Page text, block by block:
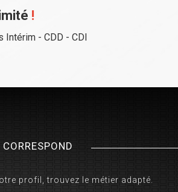
!
Intérim - CDD - CDI
profil, trouvez le métier adapté.